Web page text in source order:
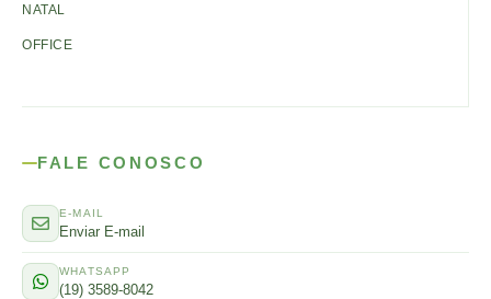
NATAL
OFFICE
FALE CONOSCO
E-MAIL
Enviar E-mail
WHATSAPP
(19) 3589-8042